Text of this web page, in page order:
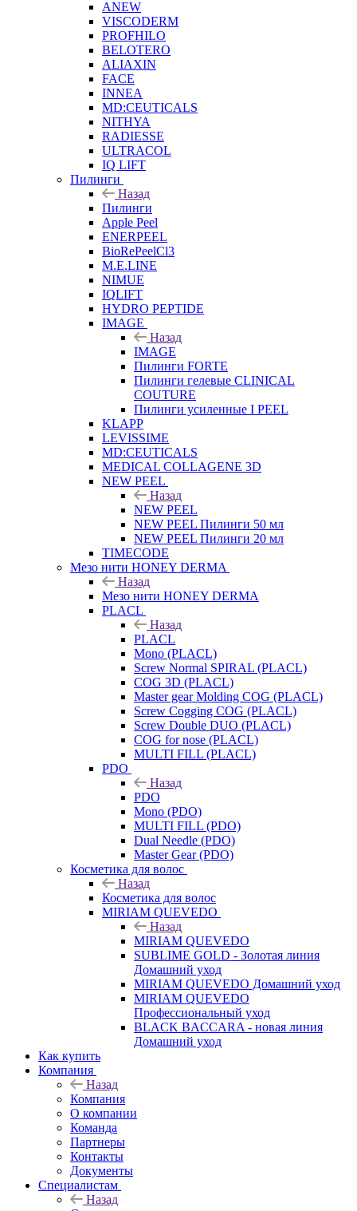
ANEW
VISCODERM
PROFHILO
BELOTERO
ALIAXIN
FACE
INNEA
MD:CEUTICALS
NITHYA
RADIESSE
ULTRACOL
IQ LIFT
Пилинги
Назад
Пилинги
Apple Peel
ENERPEEL
BioRePeelCl3
M.E.LINE
NIMUE
IQLIFT
HYDRO PEPTIDE
IMAGE
Назад
IMAGE
Пилинги FORTE
Пилинги гелевые CLINICAL
COUTURE
Пилинги усиленные I PEEL
KLAPP
LEVISSIME
MD:CEUTICALS
MEDICAL COLLAGENE 3D
NEW PEEL
Назад
NEW PEEL
NEW PEEL Пилинги 50 мл
NEW PEEL Пилинги 20 мл
TIMECODE
Мезо нити HONEY DERMA
Назад
Мезо нити HONEY DERMA
PLACL
Назад
PLACL
Mono (PLACL)
Screw Normal SPIRAL (PLACL)
COG 3D (PLACL)
Master gear Molding COG (PLACL)
Screw Cogging COG (PLACL)
Screw Double DUO (PLACL)
COG for nose (PLACL)
MULTI FILL (PLACL)
PDO
Назад
PDO
Mono (PDO)
MULTI FILL (PDO)
Dual Needle (PDO)
Master Gear (PDO)
Косметика для волос
Назад
Косметика для волос
MIRIAM QUEVEDO
Назад
MIRIAM QUEVEDO
SUBLIME GOLD - Золотая линия
Домашний уход
MIRIAM QUEVEDO Домашний уход
MIRIAM QUEVEDO
Профессиональный уход
BLACK BACCARA - новая линия
Домашний уход
Как купить
Компания
Назад
Компания
О компании
Команда
Партнеры
Контакты
Документы
Специалистам
Назад